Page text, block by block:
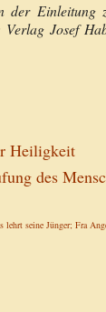
der Einleitung
Josef
Heiligkeit
des
lehrt seine Jünger; Fra